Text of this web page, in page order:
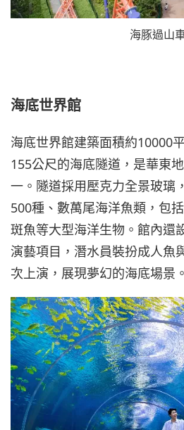
海豚過山
海底世界館
海底世界館建築面積約10000
155公尺的海底隧道，是華東
一。隧道採用壓克力全景玻璃
500種、數萬尾海洋魚類，包
斑魚等大型海洋生物。館內還
演藝項目，潛水員裝扮成人魚
次上演，展現夢幻的海底場景。